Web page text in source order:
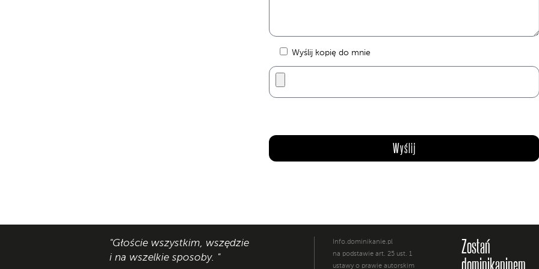
Wyślij kopię do mnie
"Głoście wszystkim, wszędzie
i na wszelkie sposoby. "
Info.dominikanie.pl
na podstawie art. 25 ust. 1
ustawy o prawie autorskim
Zostań
dominikaninem